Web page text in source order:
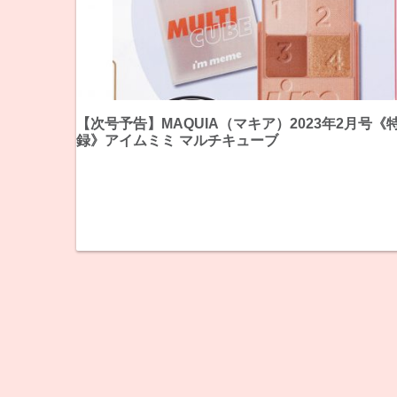
【次号予告】MAQUIA（マキア）2023年2月号《
録》アイムミミ マルチキューブ